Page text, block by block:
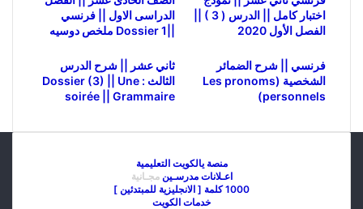
الدراسى الاول || فرنسي
اختبار كامل || الدرس ( 3 ) ||
الفصل الأول 2020
ثاني عشر || شرح الدرس
الثالث : Dossier (3) || Une
soirée || Grammaire
فرنسي || شرح الضمائر
الشخصیة (Les pronoms
personnels)
منصة يالكويت التعليمية
اعـلانات مدرسـينمجـانية
1000 كلمة [ الانجليزية للمبتدئين ]
خدمات الكويت